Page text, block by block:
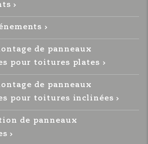
de panneaux
pour toitures plates
de panneaux
pour toitures inclinées
de panneaux